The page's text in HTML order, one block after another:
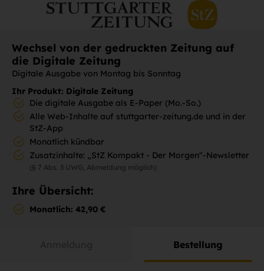
Wechsel von der gedruckten Zeitung auf
die Digitale Zeitung
Digitale Ausgabe von Montag bis Sonntag
Ihr Produkt: Digitale Zeitung
Die digitale Ausgabe als E-Paper (Mo.-So.)
Alle Web-Inhalte auf stuttgarter-zeitung.de und in der
StZ-App
Monatlich kündbar
Zusatzinhalte: „StZ Kompakt - Der Morgen"-Newsletter
(§ 7 Abs. 3 UWG, Abmeldung möglich)
Ihre Übersicht:
Monatlich: 42,90 €
Bestellung